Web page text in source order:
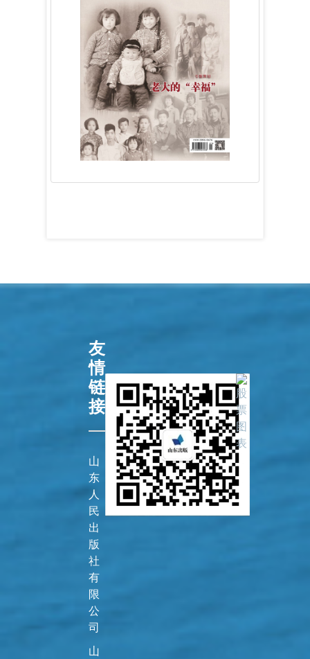
友
情
链
接
山
东
人
民
出
版
社
有
限
公
司
山